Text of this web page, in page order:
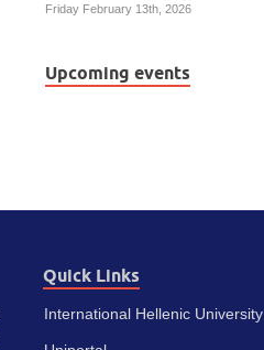
Friday February 13th, 2026
Upcoming events
Quick Links
International Hellenic University